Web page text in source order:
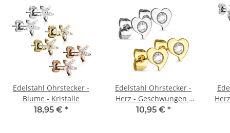
Edelstahl Ohrstecker -
Blume - Kristalle
18,95 € *
Edelstahl Ohrstecker -
Herz - Geschwungen -
Kristall
10,95 € *